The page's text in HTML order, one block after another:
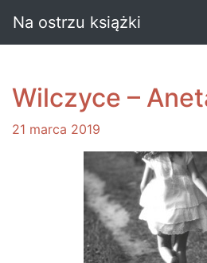
Na ostrzu książki
Wilczyce –
21 marca 2019